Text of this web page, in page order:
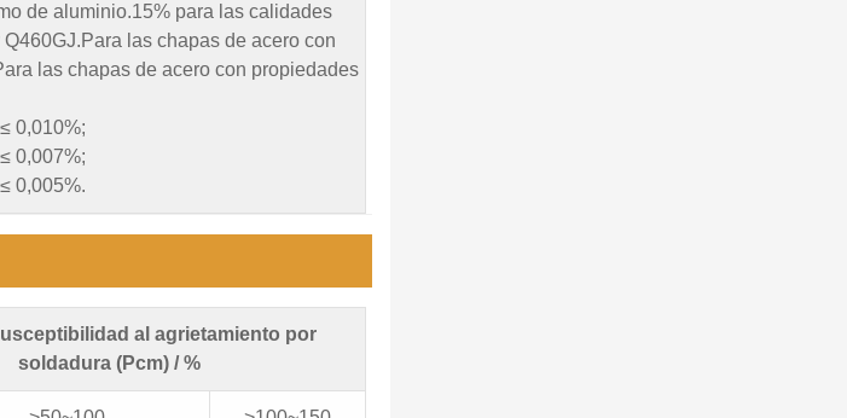
de aluminio.15% para las calidades
las chapas de acero con
las chapas de acero con propiedades
0,010%;
0,007%;
0,005%.
al agrietamiento por
soldadura (Pcm) / %